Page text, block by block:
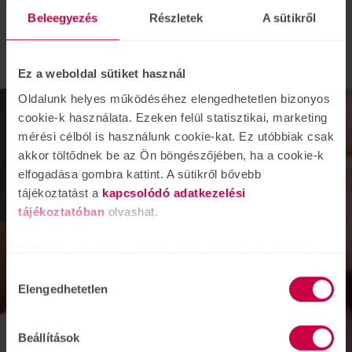
Beleegyezés Részletek A sütikről
Ez a weboldal sütiket használ
Oldalunk helyes működéséhez elengedhetetlen bizonyos
cookie-k használata. Ezeken felül statisztikai, marketing
mérési célból is használunk cookie-kat. Ez utóbbiak csak
akkor töltődnek be az Ön böngészőjében, ha a cookie-k
elfogadása gombra kattint. A sütikről bővebb
tájékoztatást a kapcsolódó adatkezelési
tájékoztatóban olvashat.
valamint weboldalforgalmunk elemzéséhez. Ezenkívül
közösségi média-, hirdető- és elemező partnereinkkel
megosztjuk az Ön weboldalhasználatra vonatkozó
adatait, akik kombinálhatják az adatokat más olyan
kiválasztása
Elengedhetetlen
Beállítások
TOVÁBB
dec.